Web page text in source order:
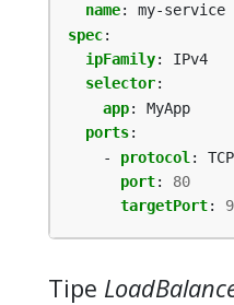
name:
my-service
spec:
ipFamily:
IPv4
selector:
app:
MyApp
ports:
- protocol :
TCP
port:
80
targetPort:
Tipe